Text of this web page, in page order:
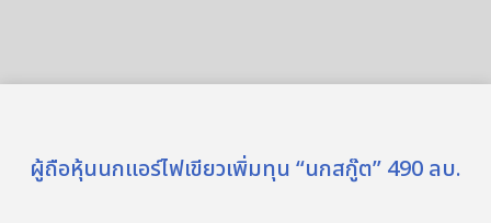
ผู้ถือหุ้นนกแอร์ไฟเขียวเพิ่มทุน “นกสกู๊ต” 490 ลบ.